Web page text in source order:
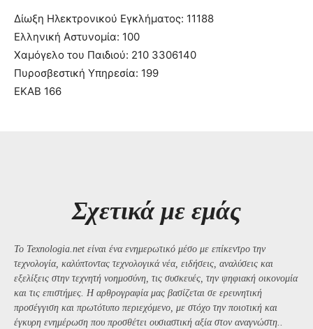
Δίωξη Ηλεκτρονικού Εγκλήματος: 11188
Ελληνική Αστυνομία: 100
Χαμόγελο του Παιδιού: 210 3306140
Πυροσβεστική Υπηρεσία: 199
ΕΚΑΒ 166
Σχετικά με εμάς
Το Texnologia.net είναι ένα ενημερωτικό μέσο με επίκεντρο την
τεχνολογία, καλύπτοντας τεχνολογικά νέα, ειδήσεις, αναλύσεις και
εξελίξεις στην τεχνητή νοημοσύνη, τις συσκευές, την ψηφιακή οικονομία
και τις επιστήμες. Η αρθρογραφία μας βασίζεται σε ερευνητική
προσέγγιση και πρωτότυπο περιεχόμενο, με στόχο την ποιοτική και
έγκυρη ενημέρωση που προσθέτει ουσιαστική αξία στον αναγνώστη..